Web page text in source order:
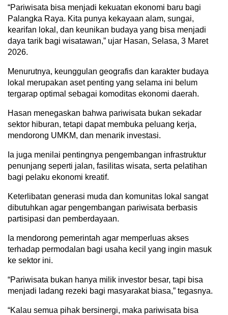
“Pariwisata bisa menjadi kekuatan ekonomi baru bagi
Palangka Raya. Kita punya kekayaan alam, sungai,
kearifan lokal, dan keunikan budaya yang bisa menjadi
daya tarik bagi wisatawan,” ujar Hasan, Selasa, 3 Maret
2026.
Menurutnya, keunggulan geografis dan karakter budaya
lokal merupakan aset penting yang selama ini belum
tergarap optimal sebagai komoditas ekonomi daerah.
Hasan menegaskan bahwa pariwisata bukan sekadar
sektor hiburan, tetapi dapat membuka peluang kerja,
mendorong UMKM, dan menarik investasi.
Ia juga menilai pentingnya pengembangan infrastruktur
penunjang seperti jalan, fasilitas wisata, serta pelatihan
bagi pelaku ekonomi kreatif.
Keterlibatan generasi muda dan komunitas lokal sangat
dibutuhkan agar pengembangan pariwisata berbasis
partisipasi dan pemberdayaan.
Ia mendorong pemerintah agar memperluas akses
terhadap permodalan bagi usaha kecil yang ingin masuk
ke sektor ini.
“Pariwisata bukan hanya milik investor besar, tapi bisa
menjadi ladang rezeki bagi masyarakat biasa,” tegasnya.
“Kalau semua pihak bersinergi, maka pariwisata bisa